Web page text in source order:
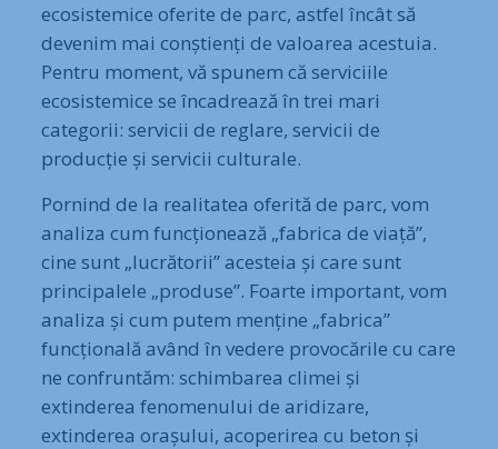
ecosistemice oferite de parc, astfel încât să
devenim mai conștienți de valoarea acestuia.
Pentru moment, vă spunem că serviciile
ecosistemice se încadrează în trei mari
categorii: servicii de reglare, servicii de
producție și servicii culturale.
Pornind de la realitatea oferită de parc, vom
analiza cum funcționează „fabrica de viață”,
cine sunt „lucrătorii” acesteia și care sunt
principalele „produse”. Foarte important, vom
analiza și cum putem menține „fabrica”
funcțională având în vedere provocările cu care
ne confruntăm: schimbarea climei și
extinderea fenomenului de aridizare,
extinderea orașului, acoperirea cu beton și